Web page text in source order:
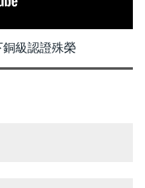
級認證殊榮